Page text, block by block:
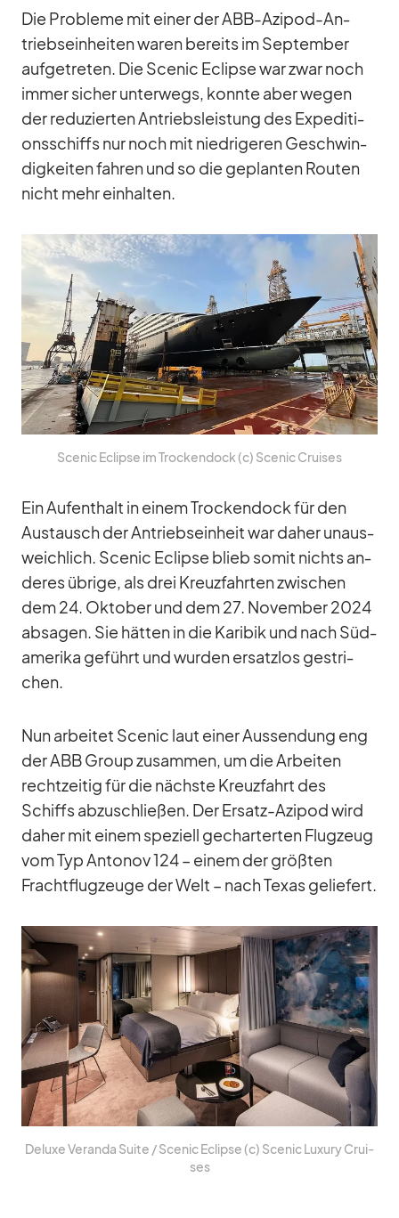
Die Pro­bleme mit ei­ner der ABB-Azi­pod-An­
triebs­ein­hei­ten wa­ren be­reits im Sep­tem­ber
auf­ge­tre­ten. Die Scenic Eclipse war zwar noch
im­mer si­cher un­ter­wegs, konnte aber we­gen
der re­du­zier­ten An­triebs­leis­tung des Ex­pe­di­ti­
ons­schiffs nur noch mit nied­ri­ge­ren Ge­schwin­
dig­kei­ten fah­ren und so die ge­plan­ten Rou­ten
nicht mehr ein­hal­ten.
Scenic Eclipse im Tro­cken­dock (c) Scenic Crui­ses
Ein Auf­ent­halt in ei­nem Tro­cken­dock für den
Aus­tausch der An­triebs­ein­heit war da­her un­aus­
weich­lich. Scenic Eclipse blieb so­mit nichts an­
de­res üb­rige, als drei Kreuz­fahr­ten zwi­schen
dem 24. Ok­to­ber und dem 27. No­vem­ber 2024
ab­sa­gen. Sie hät­ten in die Ka­ri­bik und nach Süd­
ame­rika ge­führt und wur­den er­satz­los ge­stri­
chen.
Nun ar­bei­tet Scenic laut ei­ner Aus­sendung eng
der ABB Group zu­sam­men, um die Ar­bei­ten
recht­zei­tig für die nächste Kreuz­fahrt des
Schiffs ab­zu­schlie­ßen. Der Er­satz-Azi­pod wird
da­her mit ei­nem spe­zi­ell ge­char­ter­ten Flug­zeug
vom Typ An­to­nov 124 – ei­nem der größ­ten
Fracht­flug­zeuge der Welt – nach Te­xas ge­lie­fert.
De­luxe Ve­randa Suite /​ Scenic Eclipse (c) Scenic Lu­xury Crui­
ses